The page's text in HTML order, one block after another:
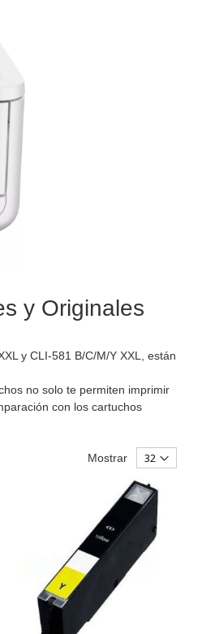
y Originales
y CLI-581 B/C/M/Y XXL, están
no solo te permiten imprimir
con los cartuchos
Mostrar